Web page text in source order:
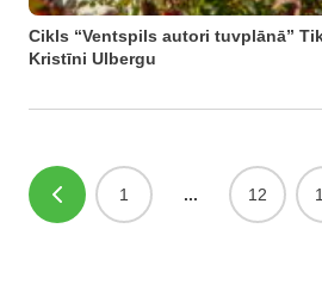
Cikls “Ventspils autori tuvplānā”
Kristīni Ulbergu
1 ... 12